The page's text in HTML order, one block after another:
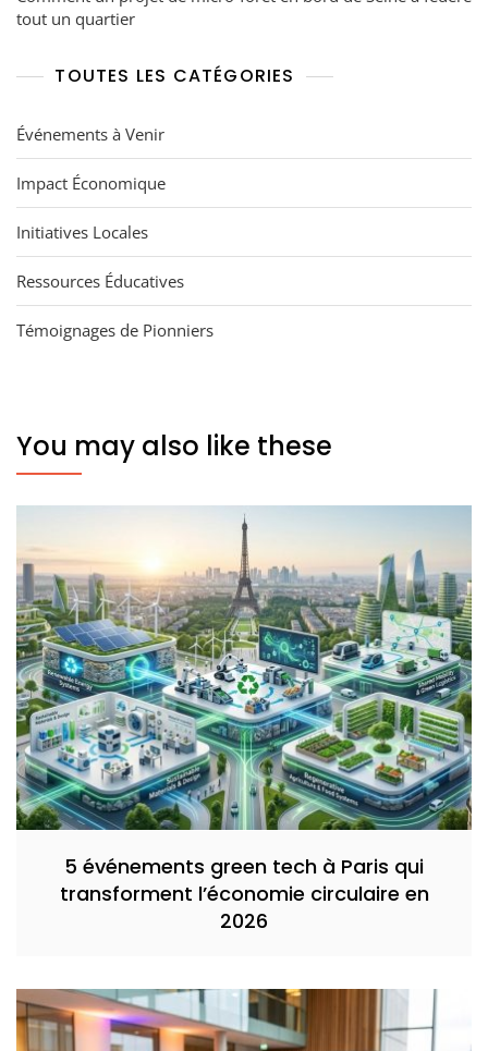
tout un quartier
TOUTES LES CATÉGORIES
Événements à Venir
Impact Économique
Initiatives Locales
Ressources Éducatives
Témoignages de Pionniers
You may also like these
5 événements green tech à Paris qui
transforment l’économie circulaire en
2026